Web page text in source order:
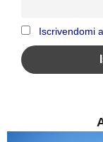
Iscrivendomi